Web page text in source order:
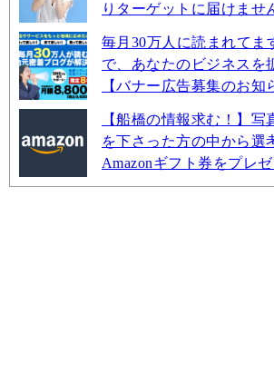
りターゲットに届けませ
毎月30万人に読まれてま
で、あなたのビジネスを
【バナー広告募集のお知
【船橋の情報求む！】
を下さった方の中から選
Amazonギフト券をプレ